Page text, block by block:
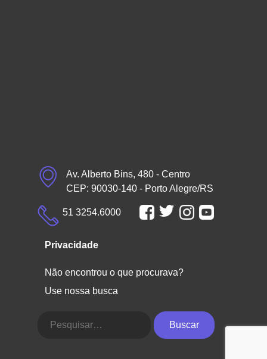
Av. Alberto Bins, 480 - Centro
CEP: 90030-140 - Porto Alegre/RS
51 3254.6000
Privacidade
Não encontrou o que procurava?
Use nossa busca
Buscar